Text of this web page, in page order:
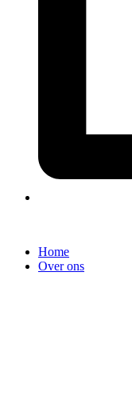
Home
Over ons